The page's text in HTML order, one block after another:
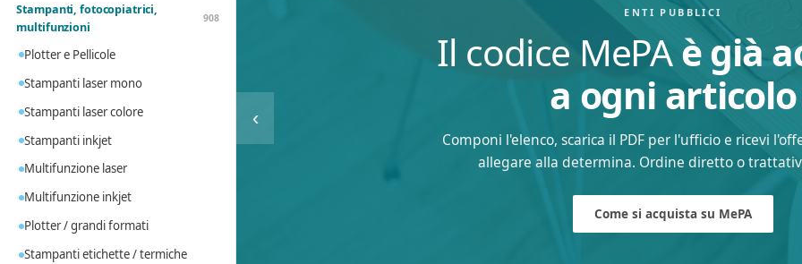
Stampanti, fotocopiatrici,
multifunzioni
908
Plotter e Pellicole
Stampanti laser mono
Stampanti laser colore
Stampanti inkjet
Multifunzione laser
Multifunzione inkjet
Plotter / grandi formati
Stampanti etichette / termiche
ENTI PUBBLICI
Il codice MePAè già
a ogni articolo
Componi l'elenco, scarica il PDF per l'ufficio e ricevi
allegare alla determina. Ordine diretto o
Come si acquista su MePA
‹